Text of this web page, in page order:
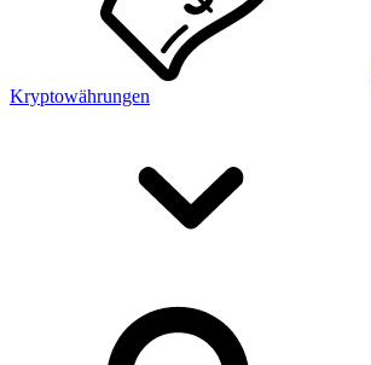
Kryptowährungen